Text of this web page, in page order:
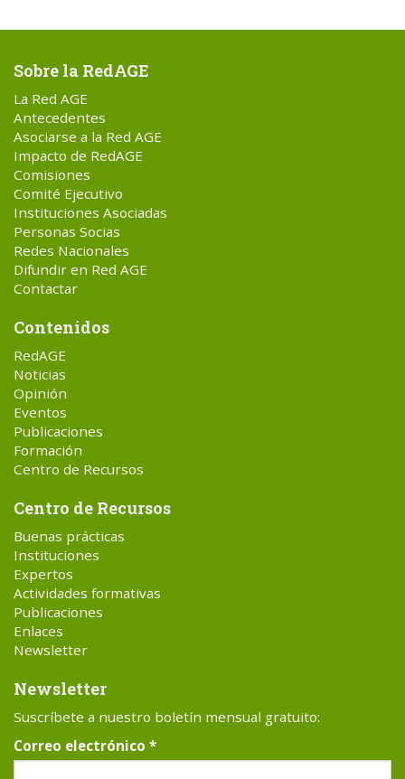
Sobre la RedAGE
La Red AGE
Antecedentes
Asociarse a la Red AGE
Impacto de RedAGE
Comisiones
Comité Ejecutivo
Instituciones Asociadas
Personas Socias
Redes Nacionales
Difundir en Red AGE
Contactar
Contenidos
RedAGE
Noticias
Opinión
Eventos
Publicaciones
Formación
Centro de Recursos
Centro de Recursos
Buenas prácticas
Instituciones
Expertos
Actividades formativas
Publicaciones
Enlaces
Newsletter
Newsletter
Suscríbete a nuestro boletín mensual gratuito:
Correo electrónico *